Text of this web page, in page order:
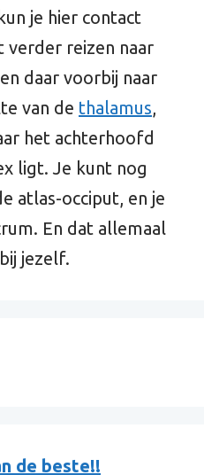
kun je hier contact
verder reizen naar
daar voorbij naar
van de thalamus,
het achterhoofd
ligt. Je kunt nog
atlas-occiput, en je
En dat allemaal
jezelf.
de beste!!